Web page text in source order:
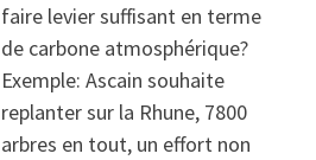
faire levier suffisant en terme
de carbone atmosphérique?
Exemple: Ascain souhaite
replanter sur la Rhune, 7800
arbres en tout, un effort non